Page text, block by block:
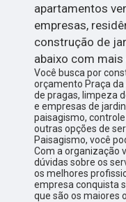
apartamentos
empresas,
construção de
abaixo com
Você busca por
orçamento Praça
de pragas, limpeza
e empresas de
paisagismo,
outras opções de
Paisagismo, você
Com a organização
dúvidas sobre os
os melhores
empresa conquista
que são os maiores